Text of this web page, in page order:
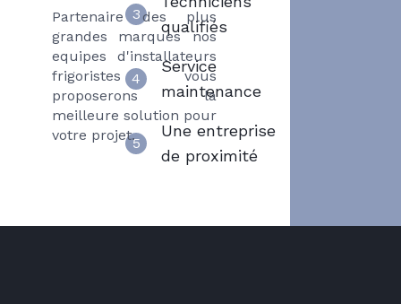
Partenaire des plus
grandes marques nos
equipes d'installateurs
frigoristes vous
proposerons la
meilleure solution pour
votre projet.
3
qualifiés
4
Service
maintenance
5
Une entreprise
de proximité